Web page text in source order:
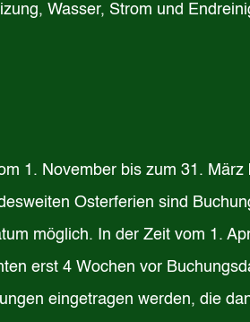
Wasser, Strom und
1. November bis zum 31.
Osterferien sind
möglich. In der Zeit vom 1.
erst 4 Wochen vor
eingetragen werden, die